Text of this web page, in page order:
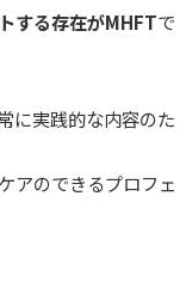
する存在がMHFTで
に実践的な内容のた
アのできるプロフェ